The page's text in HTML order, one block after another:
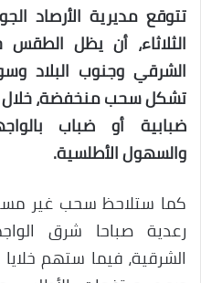
تتوقع مديرية الأرصاد
الثلاثاء، أن يظل الطقس
الشرقي وجنوب البلاد
تشكل سحب منخفضة، خلال
ضبابية أو ضباب
والسهول الأطلسية.
كما ستلاحظ سحب غير
رعدية صباحا شرق
الشرقية، فيما ستهم